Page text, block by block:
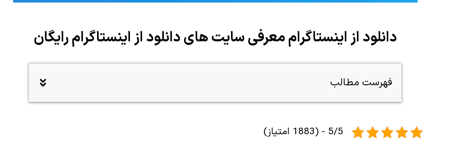
دانلود از اینستاگرام معرفی سایت های دانلود از اینستاگرام رایگان
فهرست مطالب
5/5 - (1883 امتیاز)